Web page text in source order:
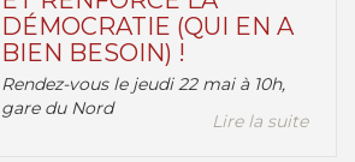
DÉMOCRATIE (QUI EN A
BIEN BESOIN) !
Rendez-vous le jeudi 22 mai à 10h,
gare du Nord
Lire la suite